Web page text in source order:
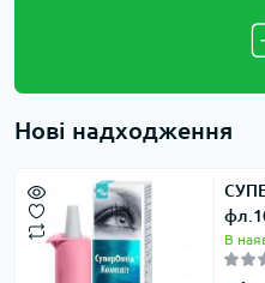
Нові надходження
В